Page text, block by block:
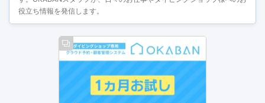
役立ち情報を発信します。